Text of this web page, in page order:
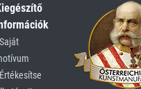
Saját
Értékesítse